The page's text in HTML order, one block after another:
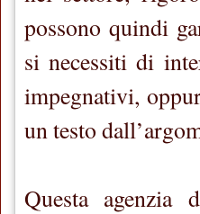
possono quindi
si necessiti di
impegnativi,
un testo
Questa agenzia